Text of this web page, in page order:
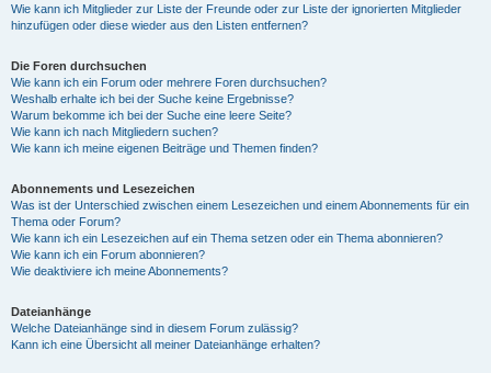
Wie kann ich Mitglieder zur Liste der Freunde oder zur Liste der ignorierten Mitglieder
hinzufügen oder diese wieder aus den Listen entfernen?
Die Foren durchsuchen
Wie kann ich ein Forum oder mehrere Foren durchsuchen?
Weshalb erhalte ich bei der Suche keine Ergebnisse?
Warum bekomme ich bei der Suche eine leere Seite?
Wie kann ich nach Mitgliedern suchen?
Wie kann ich meine eigenen Beiträge und Themen finden?
Abonnements und Lesezeichen
Was ist der Unterschied zwischen einem Lesezeichen und einem Abonnements für ein
Thema oder Forum?
Wie kann ich ein Lesezeichen auf ein Thema setzen oder ein Thema abonnieren?
Wie kann ich ein Forum abonnieren?
Wie deaktiviere ich meine Abonnements?
Dateianhänge
Welche Dateianhänge sind in diesem Forum zulässig?
Kann ich eine Übersicht all meiner Dateianhänge erhalten?